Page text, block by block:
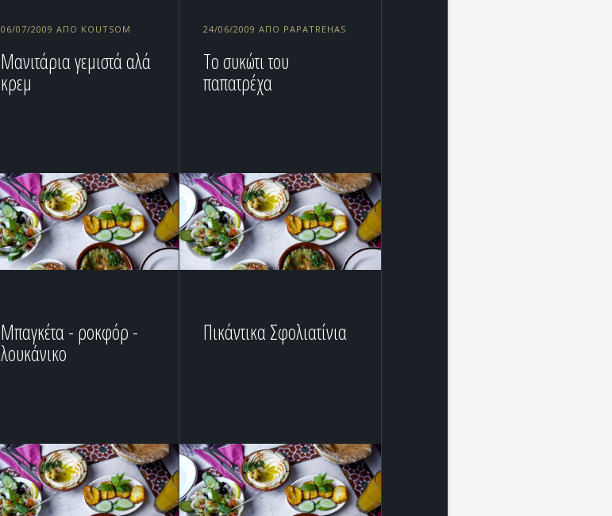
06/07/2009 ΑΠΌ KOUTSOM
Μανιτάρια γεμιστά αλά
κρεμ
24/06/2009 ΑΠΌ PAPATREHAS
Το συκώτι του
παπατρέχα
Μπαγκέτα - ροκφόρ -
λουκάνικο
Πικάντικα Σφολιατίνια